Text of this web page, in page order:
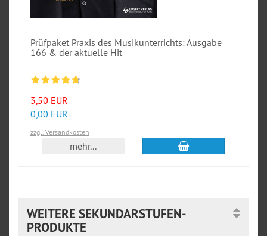
Prüfpaket Praxis des Musikunterrichts: Ausgabe
166 & der aktuelle Hit
3,50 EUR
0,00 EUR
zzgl. Versandkosten
mehr... In den Warenkorb
WEITERE SEKUNDARSTUFEN-
PRODUKTE